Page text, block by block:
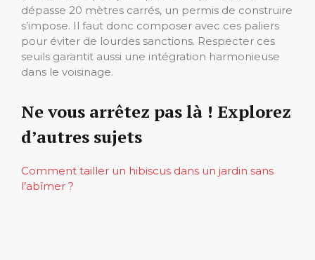
dépasse 20 mètres carrés, un permis de construire
s’impose. Il faut donc composer avec ces paliers
pour éviter de lourdes sanctions. Respecter ces
seuils garantit aussi une intégration harmonieuse
dans le voisinage.
Ne vous arrêtez pas là ! Explorez
d’autres sujets
Comment tailler un hibiscus dans un jardin sans
l’abîmer ?